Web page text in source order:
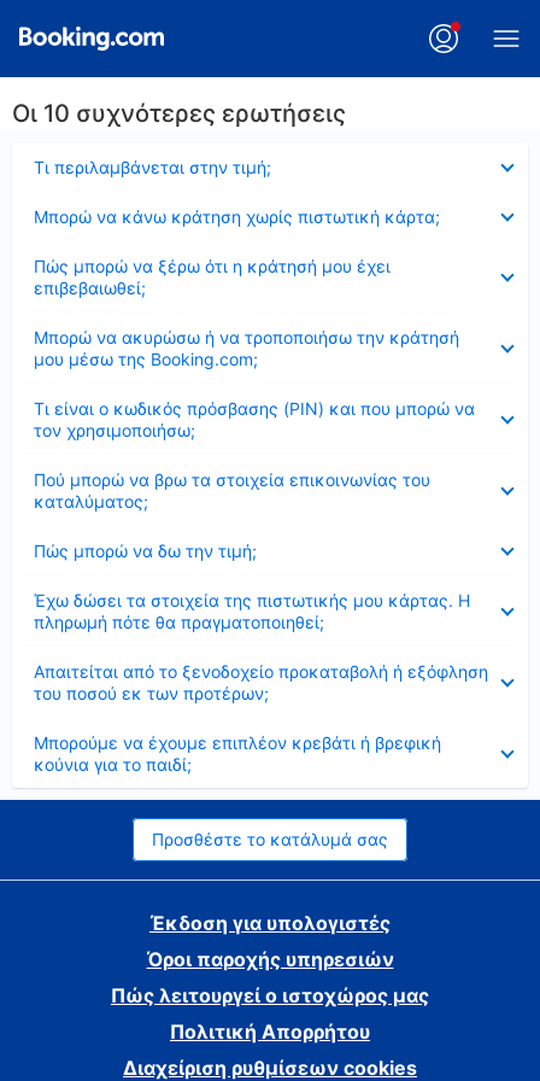
Οι 10 συχνότερες ερωτήσεις
Τι περιλαμβάνεται στην τιμή;
Μπορώ να κάνω κράτηση χωρίς πιστωτική κάρτα;
Πώς μπορώ να ξέρω ότι η κράτησή μου έχει
επιβεβαιωθεί;
Μπορώ να ακυρώσω ή να τροποποιήσω την κράτησή
μου μέσω της Booking.com;
Τι είναι ο κωδικός πρόσβασης (PIN) και που μπορώ να
τον χρησιμοποιήσω;
Πού μπορώ να βρω τα στοιχεία επικοινωνίας του
καταλύματος;
Πώς μπορώ να δω την τιμή;
Έχω δώσει τα στοιχεία της πιστωτικής μου κάρτας. Η
πληρωμή πότε θα πραγματοποιηθεί;
Απαιτείται από το ξενοδοχείο προκαταβολή ή εξόφληση
του ποσού εκ των προτέρων;
Μπορούμε να έχουμε επιπλέον κρεβάτι ή βρεφική
κούνια για το παιδί;
Προσθέστε το κατάλυμά σας
Έκδοση για υπολογιστές
Όροι παροχής υπηρεσιών
Πώς λειτουργεί ο ιστοχώρος μας
Πολιτική Απορρήτου
Διαχείριση ρυθμίσεων cookies